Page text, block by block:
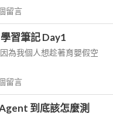
留言
習筆記 Day1
為我個人想趁著育嬰假空
留言
到底該怎麼測